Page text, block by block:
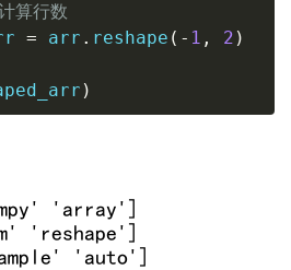
算行数
= arr . reshape ( - 1 , 2 )
)